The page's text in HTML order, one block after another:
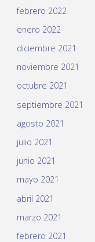
febrero 2022
enero 2022
diciembre 2021
noviembre 2021
octubre 2021
septiembre 2021
agosto 2021
julio 2021
junio 2021
mayo 2021
abril 2021
marzo 2021
febrero 2021